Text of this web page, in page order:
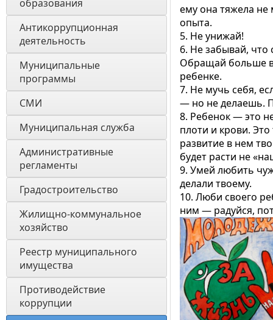
образования
Антикоррупционная
деятельность
Муниципальные
программы
СМИ
Муниципальная служба
Административные
регламенты
Градостроительство
Жилищно-коммунальное
хозяйство
Реестр муниципального
имущества
Противодействие
коррупции
ему она тяжела
опыта.
5. Не унижай!
6. Не забывай, что
Обращай больше
ребенке.
7. Не мучь себя,
— но не делаешь.
8. Ребенок — это
плоти и крови.
развитие в нем
будет расти не
9. Умей любить
делали твоему.
10. Люби своего
ним — радуйся,